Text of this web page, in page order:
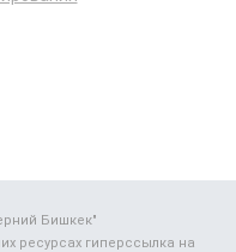
Бишкек"
ресурсах гиперссылка на